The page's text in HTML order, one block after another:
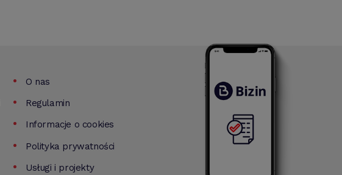
O nas
Regulamin
Informacje o cookies
Polityka prywatności
Usługi i projekty